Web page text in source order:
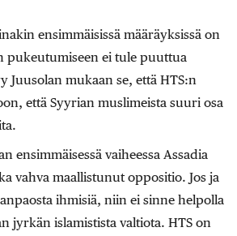
ensimmäisissä määräyksissä on
pukeutumiseen ei tule puuttua
Juusolan mukaan se, että HTS:n
että Syyrian muslimeista suuri osa
ensimmäisessä vaiheessa Assadia
vahva maallistunut oppositio. Jos ja
ihmisiä, niin ei sinne helpolla
jyrkän islamistista valtiota. HTS on